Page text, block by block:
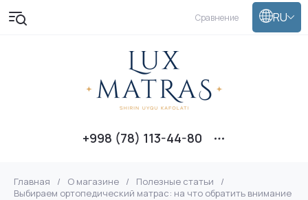
+998 (78) 113-44-80
Сравнение RU
Главная / О магазине / Полезные статьи
/
Выбираем ортопедический матрас: на что обратить внимание